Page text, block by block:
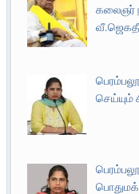
கலைஞர்
செய்யும்